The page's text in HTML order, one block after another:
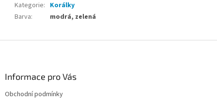
Kategorie: Korálky
Barva: modrá, zelená
Informace pro Vás
Obchodní podmínky